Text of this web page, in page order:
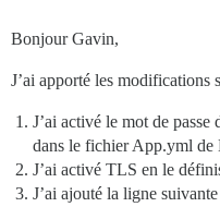
Bonjour Gavin,
J’ai apporté les modifications
J’ai activé le mot de
dans le fichier App.yml de
J’ai activé TLS en le
J’ai ajouté la ligne